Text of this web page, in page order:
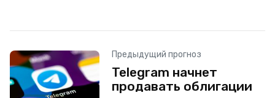
Предыдущий прогноз
Telegram начнет
продавать облигации